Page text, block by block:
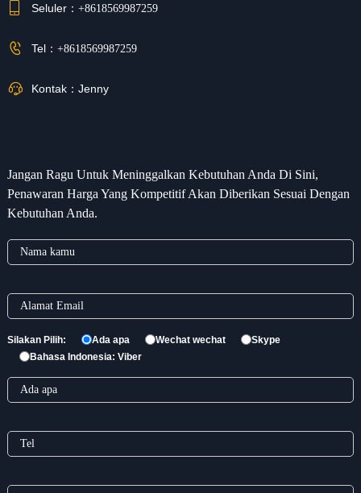
Seluler： +8618569987259
Tel： +8618569987259
Kontak： Jenny
Jangan Ragu Untuk Meninggalkan Kebutuhan Anda Di Sini,
Penawaran Harga Yang Kompetitif Akan Diberikan Sesuai Dengan
Kebutuhan Anda.
Silakan Pilih: Ada apa Wechat wechat
Skype
Bahasa Indonesia: Viber